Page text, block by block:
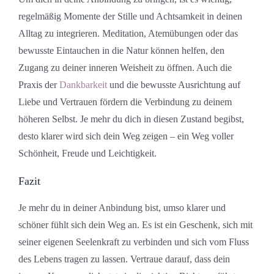
regelmäßig Momente der Stille und Achtsamkeit in deinen
Alltag zu integrieren. Meditation, Atemübungen oder das
bewusste Eintauchen in die Natur können helfen, den
Zugang zu deiner inneren Weisheit zu öffnen. Auch die
Praxis derDankbarkeitund die bewusste Ausrichtung auf
Liebe und Vertrauen fördern die Verbindung zu deinem
höheren Selbst. Je mehr du dich in diesen Zustand begibst,
desto klarer wird sich dein Weg zeigen – ein Weg voller
Schönheit, Freude und Leichtigkeit.
Fazit
Je mehr du in deiner Anbindung bist, umso klarer und
schöner fühlt sich dein Weg an. Es ist ein Geschenk, sich mit
seiner eigenen Seelenkraft zu verbinden und sich vom Fluss
des Lebens tragen zu lassen. Vertraue darauf, dass dein